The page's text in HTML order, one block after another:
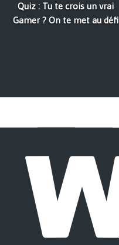
Quiz : Tu te crois un vrai
Gamer ? On te met au défi